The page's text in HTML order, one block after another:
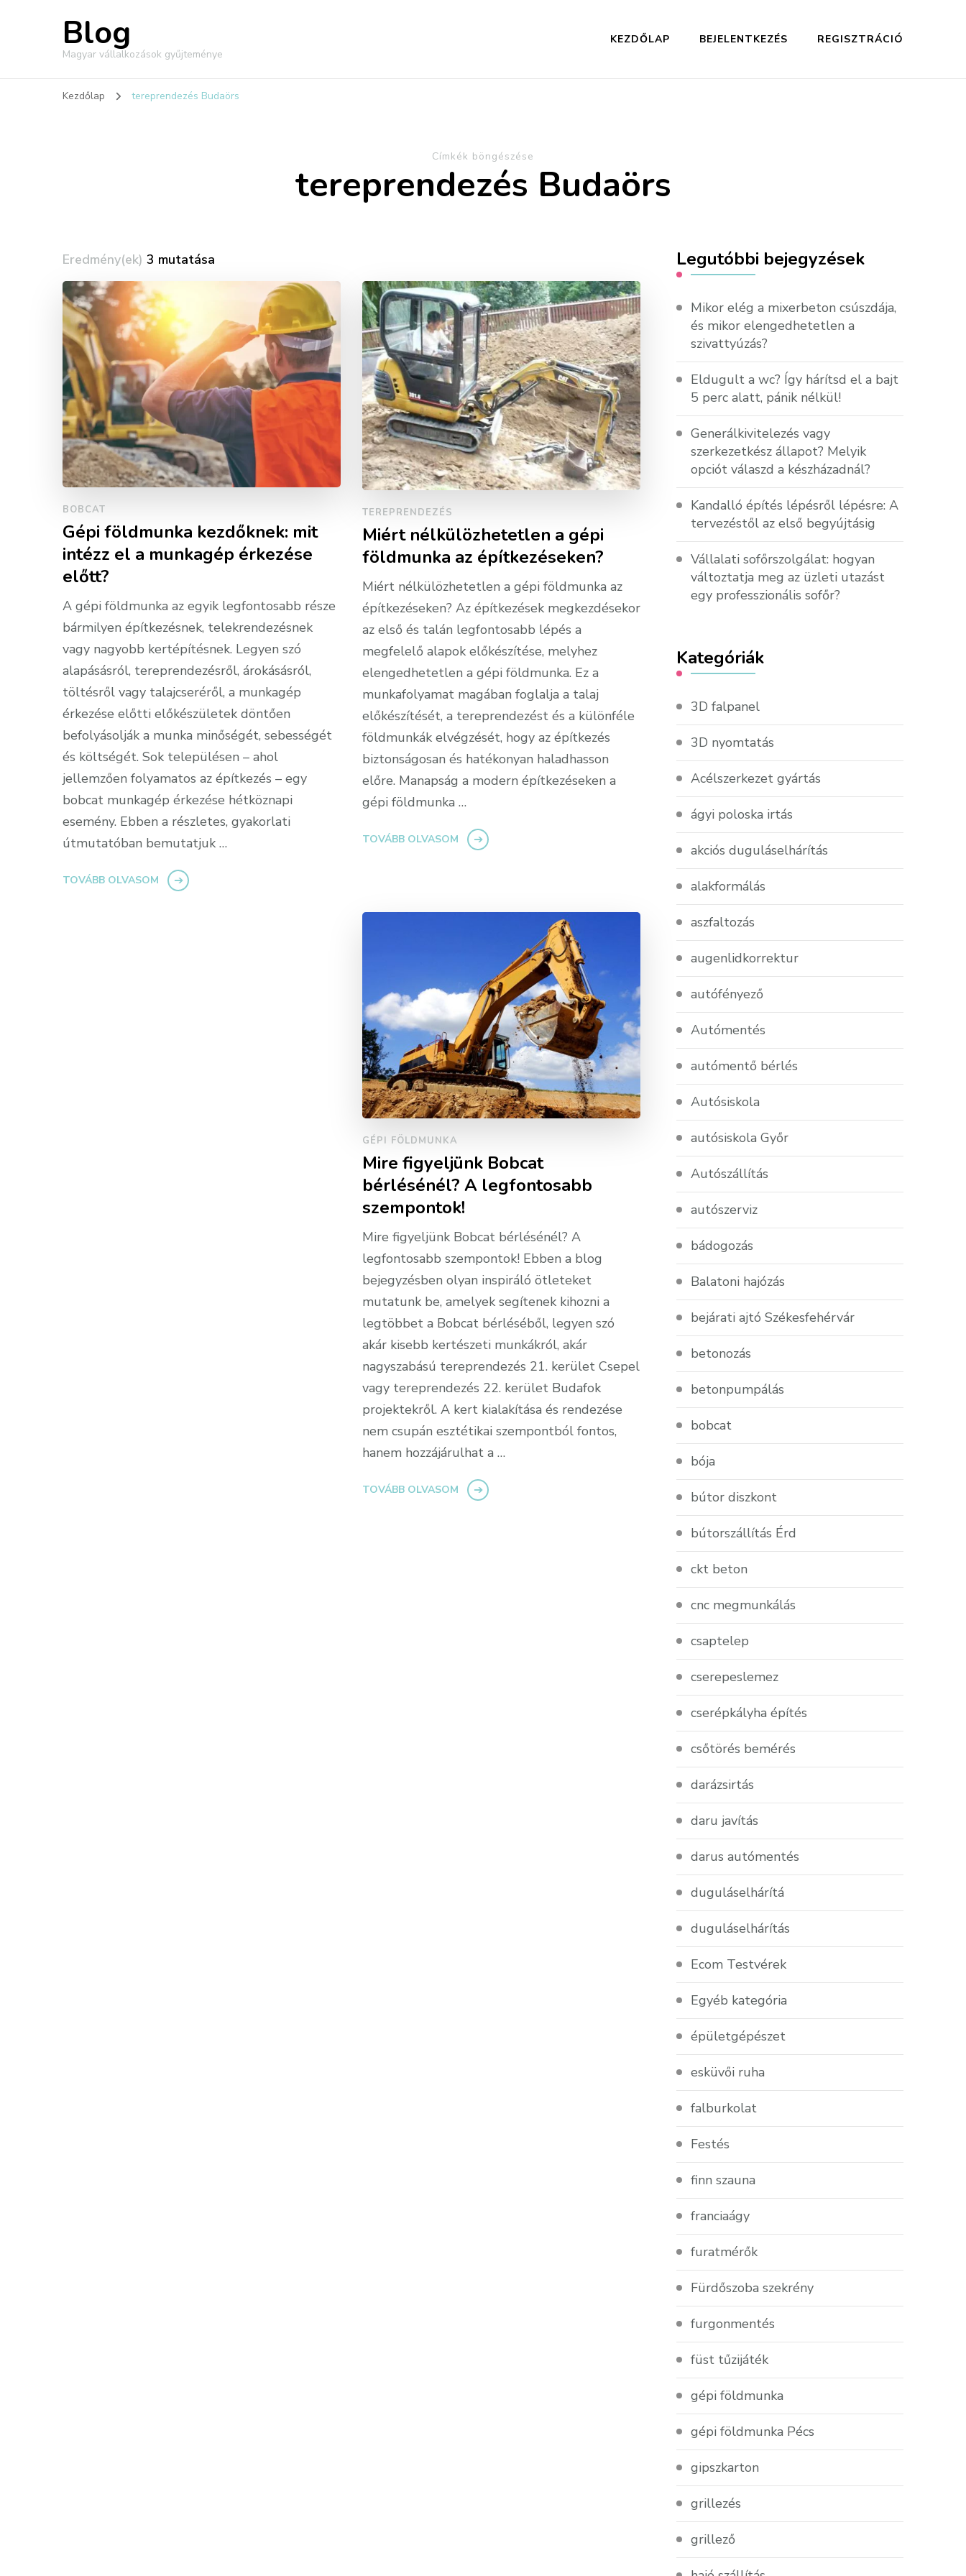
Blog
Magyar vállalkozások gyűjteménye
KEZDŐLAP BEJELENTKEZÉS REGISZTRÁCIÓ
Kezdőlap tereprendezés Budaörs
Címkék böngészése
tereprendezés Budaörs
Eredmény(ek) 3 mutatása
BOBCAT
Gépi földmunka kezdőknek: mit
intézz el a munkagép érkezése
előtt?
A gépi földmunka az egyik legfontosabb része
bármilyen építkezésnek, telekrendezésnek
vagy nagyobb kertépítésnek. Legyen szó
alapásásról, tereprendezésről, árokásásról,
töltésről vagy talajcseréről, a munkagép
érkezése előtti előkészületek döntően
befolyásolják a munka minőségét, sebességét
és költségét. Sok településen – ahol
jellemzően folyamatos az építkezés – egy
bobcat munkagép érkezése hétköznapi
esemény. Ebben a részletes, gyakorlati
útmutatóban bemutatjuk …
TOVÁBB OLVASOM
TEREPRENDEZÉS
Miért nélkülözhetetlen a gépi
földmunka az építkezéseken?
Miért nélkülözhetetlen a gépi földmunka az
építkezéseken? Az építkezések megkezdésekor
az első és talán legfontosabb lépés a
megfelelő alapok előkészítése, melyhez
elengedhetetlen a gépi földmunka. Ez a
munkafolyamat magában foglalja a talaj
előkészítését, a tereprendezést és a különféle
földmunkák elvégzését, hogy az építkezés
biztonságosan és hatékonyan haladhasson
előre. Manapság a modern építkezéseken a
gépi földmunka …
TOVÁBB OLVASOM
GÉPI FÖLDMUNKA
Mire figyeljünk Bobcat
bérlésénél? A legfontosabb
szempontok!
Mire figyeljünk Bobcat bérlésénél? A
legfontosabb szempontok! Ebben a blog
bejegyzésben olyan inspiráló ötleteket
mutatunk be, amelyek segítenek kihozni a
legtöbbet a Bobcat bérléséből, legyen szó
akár kisebb kertészeti munkákról, akár
nagyszabású tereprendezés 21. kerület Csepel
vagy tereprendezés 22. kerület Budafok
projektekről. A kert kialakítása és rendezése
nem csupán esztétikai szempontból fontos,
hanem hozzájárulhat a …
TOVÁBB OLVASOM
Legutóbbi bejegyzések
Mikor elég a mixerbeton csúszdája,
és mikor elengedhetetlen a
szivattyúzás?
Eldugult a wc? Így hárítsd el a bajt
5 perc alatt, pánik nélkül!
Generálkivitelezés vagy
szerkezetkész állapot? Melyik
opciót válaszd a készházadnál?
Kandalló építés lépésről lépésre: A
tervezéstől az első begyújtásig
Vállalati sofőrszolgálat: hogyan
változtatja meg az üzleti utazást
egy professzionális sofőr?
Kategóriák
3D falpanel
3D nyomtatás
Acélszerkezet gyártás
ágyi poloska irtás
akciós duguláselhárítás
alakformálás
aszfaltozás
augenlidkorrektur
autófényező
Autómentés
autómentő bérlés
Autósiskola
autósiskola Győr
Autószállítás
autószerviz
bádogozás
Balatoni hajózás
bejárati ajtó Székesfehérvár
betonozás
betonpumpálás
bobcat
bója
bútor diszkont
bútorszállítás Érd
ckt beton
cnc megmunkálás
csaptelep
cserepeslemez
cserépkályha építés
csőtörés bemérés
darázsirtás
daru javítás
darus autómentés
duguláselhárítá
duguláselhárítás
Ecom Testvérek
Egyéb kategória
épületgépészet
esküvői ruha
falburkolat
Festés
finn szauna
franciaágy
furatmérők
Fürdőszoba szekrény
furgonmentés
füst tűzijáték
gépi földmunka
gépi földmunka Pécs
gipszkarton
grillezés
grillező